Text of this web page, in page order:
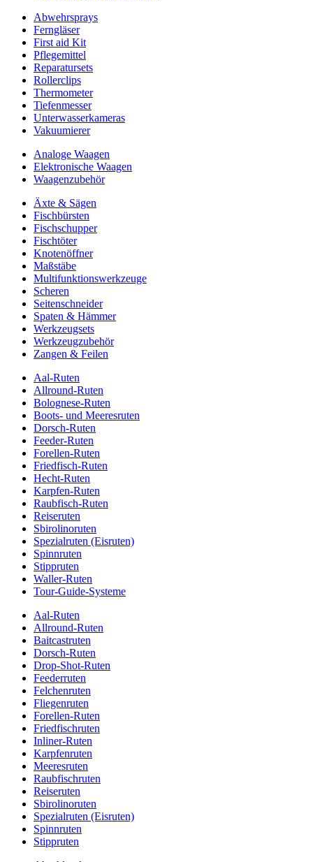
Abwehrsprays
Ferngläser
First aid Kit
Pflegemittel
Reparatursets
Rollerclips
Thermometer
Tiefenmesser
Unterwasserkameras
Vakuumierer
Analoge Waagen
Elektronische Waagen
Waagenzubehör
Äxte & Sägen
Fischbürsten
Fischschupper
Fischtöter
Knotenöffner
Maßstäbe
Multifunktionswerkzeuge
Scheren
Seitenschneider
Spaten & Hämmer
Werkzeugsets
Werkzeugzubehör
Zangen & Feilen
Aal-Ruten
Allround-Ruten
Bolognese-Ruten
Boots- und Meeresruten
Dorsch-Ruten
Feeder-Ruten
Forellen-Ruten
Friedfisch-Ruten
Hecht-Ruten
Karpfen-Ruten
Raubfisch-Ruten
Reiseruten
Sbirolinoruten
Spezialruten (Eisruten)
Spinnruten
Stippruten
Waller-Ruten
Tour-Guide-Systeme
Aal-Ruten
Allround-Ruten
Baitcastruten
Dorsch-Ruten
Drop-Shot-Ruten
Feederruten
Felchenruten
Fliegenruten
Forellen-Ruten
Friedfischruten
Inliner-Ruten
Karpfenruten
Meeresruten
Raubfischruten
Reiseruten
Sbirolinoruten
Spezialruten (Eisruten)
Spinnruten
Stippruten